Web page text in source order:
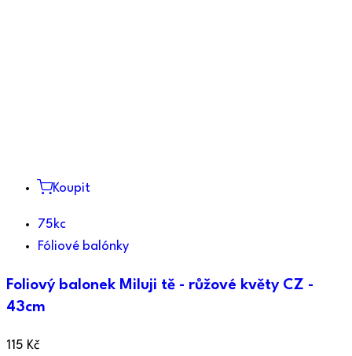
Koupit
75kc
Fóliové balónky
Foliový balonek Miluji tě - růžové květy CZ -
43cm
115 Kč